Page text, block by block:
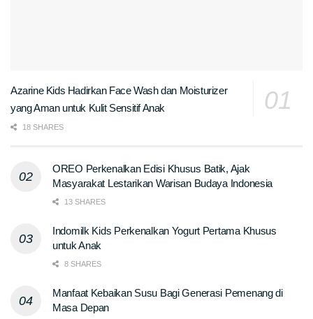
Azarine Kids Hadirkan Face Wash dan Moisturizer
yang Aman untuk Kulit Sensitif Anak
18 SHARES
OREO Perkenalkan Edisi Khusus Batik, Ajak
Masyarakat Lestarikan Warisan Budaya Indonesia
13 SHARES
Indomilk Kids Perkenalkan Yogurt Pertama Khusus
untuk Anak
8 SHARES
Manfaat Kebaikan Susu Bagi Generasi Pemenang di
Masa Depan